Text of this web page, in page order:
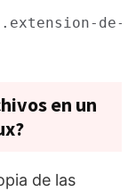
de-
en un
de las